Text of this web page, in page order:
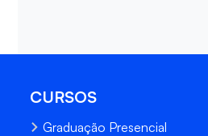
CURSOS
Graduação Presencial